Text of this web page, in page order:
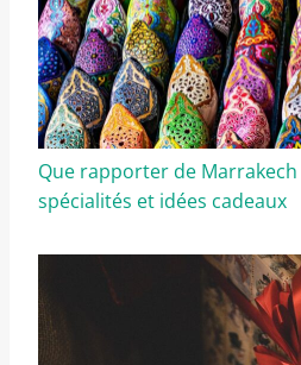
Que rapporter de Marrakech
spécialités et idées cadeaux